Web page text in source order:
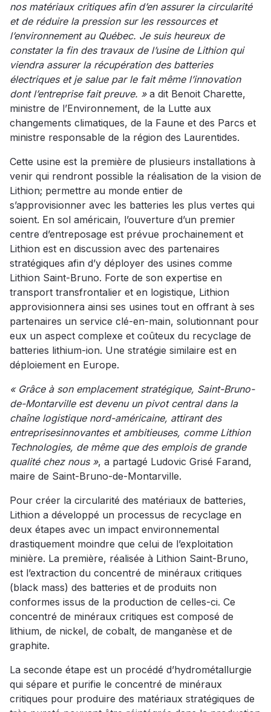
nos matériaux critiques afin d’en assurer la circularité
et de réduire la pression sur les ressources et
l’environnement au Québec. Je suis heureux de
constater la fin des travaux de l’usine de Lithion qui
viendra assurer la récupération des batteries
électriques et je salue par le fait même l’innovation
dont l’entreprise fait preuve. »a dit Benoit Charette,
ministre de l’Environnement, de la Lutte aux
changements climatiques, de la Faune et des Parcs et
ministre responsable de la région des Laurentides.
Cette usine est la première de plusieurs installations à
venir qui rendront possible la réalisation de la vision de
Lithion; permettre au monde entier de
s’approvisionner avec les batteries les plus vertes qui
soient. En sol américain, l’ouverture d’un premier
centre d’entreposage est prévue prochainement et
Lithion est en discussion avec des partenaires
stratégiques afin d’y déployer des usines comme
Lithion Saint-Bruno. Forte de son expertise en
transport transfrontalier et en logistique, Lithion
approvisionnera ainsi ses usines tout en offrant à ses
partenaires un service clé-en-main, solutionnant pour
eux un aspect complexe et coûteux du recyclage de
batteries lithium-ion. Une stratégie similaire est en
déploiement en Europe.
« Grâce à son emplacement stratégique, Saint-Bruno-
de-Montarville est devenu un pivot central dans la
chaîne logistique nord-américaine, attirant des
entreprisesinnovantes et ambitieuses, comme Lithion
Technologies, de même que des emplois de grande
qualité chez nous », a partagé Ludovic Grisé Farand,
maire de Saint-Bruno-de-Montarville.
Pour créer la circularité des matériaux de batteries,
Lithion a développé un processus de recyclage en
deux étapes avec un impact environnemental
drastiquement moindre que celui de l’exploitation
minière. La première, réalisée à Lithion Saint-Bruno,
est l’extraction du concentré de minéraux critiques
(black mass) des batteries et de produits non
conformes issus de la production de celles-ci. Ce
concentré de minéraux critiques est composé de
lithium, de nickel, de cobalt, de manganèse et de
graphite.
La seconde étape est un procédé d’hydrométallurgie
qui sépare et purifie le concentré de minéraux
critiques pour produire des matériaux stratégiques de